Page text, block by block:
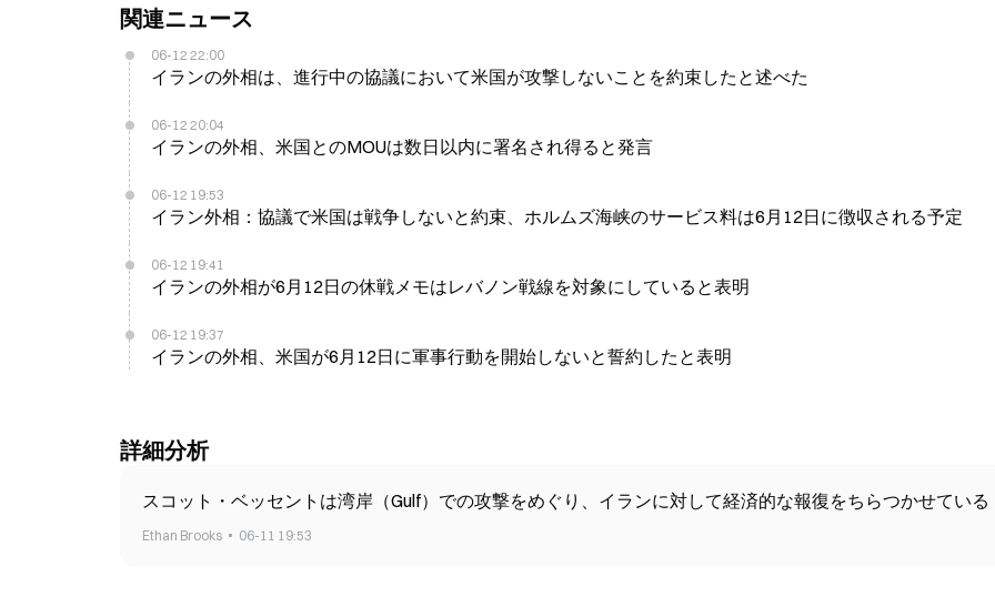
関連ニュース
06-12 22:00
イランの外相は、進行中の協議において米国が攻撃しないことを約束したと述べた
06-12 20:04
イランの外相、米国とのMOUは数日以内に署名され得ると発言
06-12 19:53
イラン外相：協議で米国は戦争しないと約束、ホルムズ海峡のサービス料は6月12日に徴収される予定
06-12 19:41
イランの外相が6月12日の休戦メモはレバノン戦線を対象にしていると表明
06-12 19:37
イランの外相、米国が6月12日に軍事行動を開始しないと誓約したと表明
詳細分析
スコット・ベッセントは湾岸（Gulf）での攻撃をめぐり、イランに対して経済的な報復をちらつかせている
Ethan Brooks 06-11 19:53